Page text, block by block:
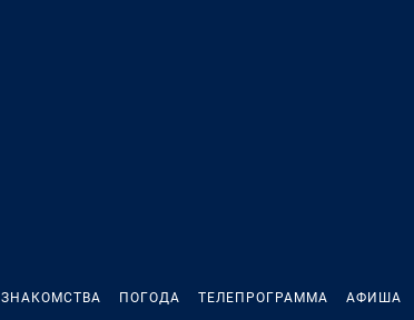
ЗНАКОМСТВА ПОГОДА ТЕЛЕПРОГРАММА АФИША